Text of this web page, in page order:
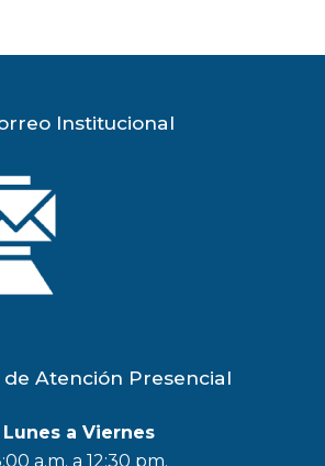
Institucional
de Atención Presencial
Lunes a Viernes
a.m. a 12:30 pm.